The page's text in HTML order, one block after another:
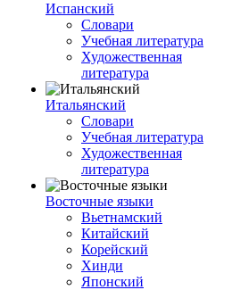
Испанский
Словари
Учебная литература
Художественная
литература
Итальянский
Словари
Учебная литература
Художественная
литература
Восточные языки
Вьетнамский
Китайский
Корейский
Хинди
Японский